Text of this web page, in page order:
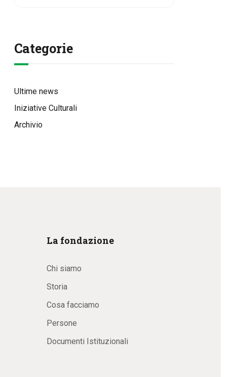
Categorie
Ultime news
Iniziative Culturali
Archivio
La fondazione
Chi siamo
Storia
Cosa facciamo
Persone
Documenti Istituzionali